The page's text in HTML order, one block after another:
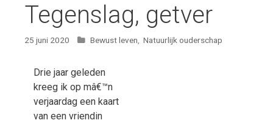
Tegenslag, getver
25 juni 2020 Categorieën
Bewust leven, Natuurlijk ouderschap
Drie jaar geleden
kreeg ik op mâ€™n
verjaardag een kaart
van een vriendin